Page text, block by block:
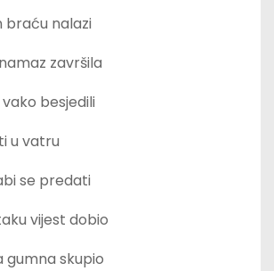
braću nalazi
završila
besjedili
u vatru
se predati
vijest dobio
gumna skupio